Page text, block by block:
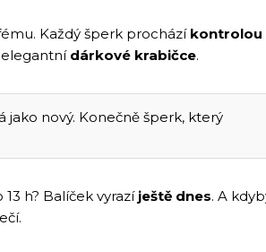
Každý šperk prochází kontrolou
elegantní dárkové krabičce.
nový. Konečně šperk, který
h? Balíček vyrazí ještě dnes. A